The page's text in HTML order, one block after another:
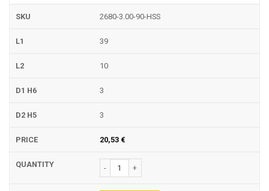
2680-3.00-90-HSS
39
10
3
3
20,53 €
produkto kiekis: 2680-90-HSS NC CENTRAVIMO